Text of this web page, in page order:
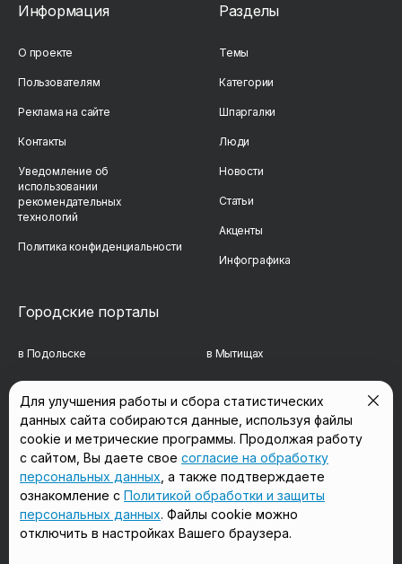
Информация
О проекте
Пользователям
Реклама на сайте
Контакты
Уведомление об
использовании
рекомендательных
технологий
Политика конфиденциальности
Разделы
Темы
Категории
Шпаргалки
Люди
Новости
Статьи
Акценты
Инфографика
Городские порталы
в Подольске в Мытищах
в Сергиевом Посаде в Люберцах
в Красногорске в Королёве
в Домодедово в Щёлково
Мы в соцсетях
Для улучшения работы и сбора статистических
данных сайта собираются данные, используя файлы
cookie и метрические программы. Продолжая работу
с сайтом, Вы даете свое согласие на обработку
персональных данных , а также подтверждаете
ознакомление с Политикой обработки и защиты
персональных данных. Файлы cookie можно
отключить в настройках Вашего браузера.